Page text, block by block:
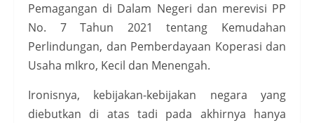
Pemagangan di Dalam Negeri dan merevisi PP
No. 7 Tahun 2021 tentang Kemudahan
Perlindungan, dan Pemberdayaan Koperasi dan
Usaha mIkro, Kecil dan Menengah.
Ironisnya, kebijakan-kebijakan negara yang
diebutkan di atas tadi pada akhirnya hanya